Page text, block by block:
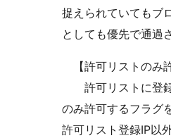
捉えられていてもブ
としても優先で通過
【許可リストのみ
許可リストに登録
のみ許可するフラグ
許可リスト登録IP以